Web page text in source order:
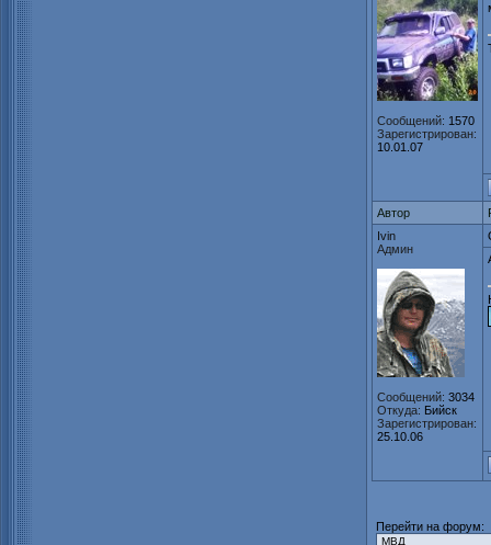
Сообщений: 1570
Зарегистрирован:
10.01.07
Автор
Ivin
Админ
Сообщений: 3034
Откуда: Бийск
Зарегистрирован:
25.10.06
Перейти на форум: